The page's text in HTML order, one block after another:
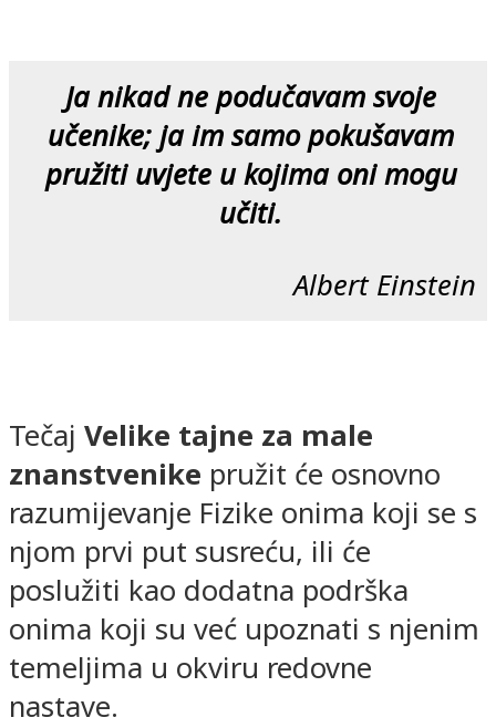
Ja nikad ne podučavam svoje
učenike; ja im samo pokušavam
pružiti uvjete u kojima oni mogu
učiti.
Albert Einstein
Tečaj Velike tajne za male
znanstvenike pružit će osnovno
razumijevanje Fizike onima koji se s
njom prvi put susreću, ili će
poslužiti kao dodatna podrška
onima koji su već upoznati s njenim
temeljima u okviru redovne
nastave.